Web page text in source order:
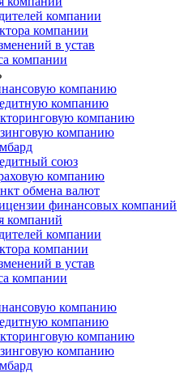
компании
компании
в устав
компании
компанию
компанию
компанию
компанию
союз
компанию
обмена валют
финансовых компаний
компаний
компании
компании
в устав
компании
компанию
компанию
компанию
компанию